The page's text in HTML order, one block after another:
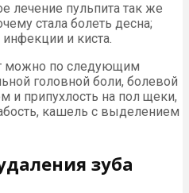
лечение пульпита так же
стала болеть десна;
и киста.
можно по следующим
головной боли, болевой
припухлость на пол щеки,
кашель с выделением
зуба